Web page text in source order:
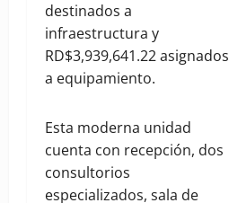
destinados a
infraestructura y
RD$3,939,641.22 asignados
a equipamiento.
Esta moderna unidad
cuenta con recepción, dos
consultorios
especializados, sala de